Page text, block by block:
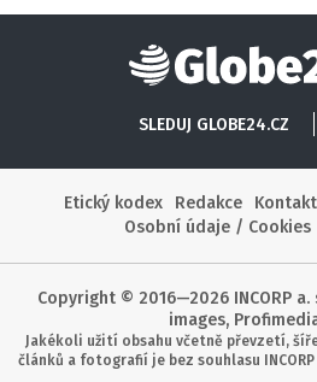
SLEDUJ GLOBE24.CZ
Etický kodex
Redakce Kontakt
Osobní údaje / Cookies
Copyright © 2016—2026 INCORP a.
images,
Jakékoli užití obsahu včetně převzetí,
článků a fotografií je bez souhlasu INCORP